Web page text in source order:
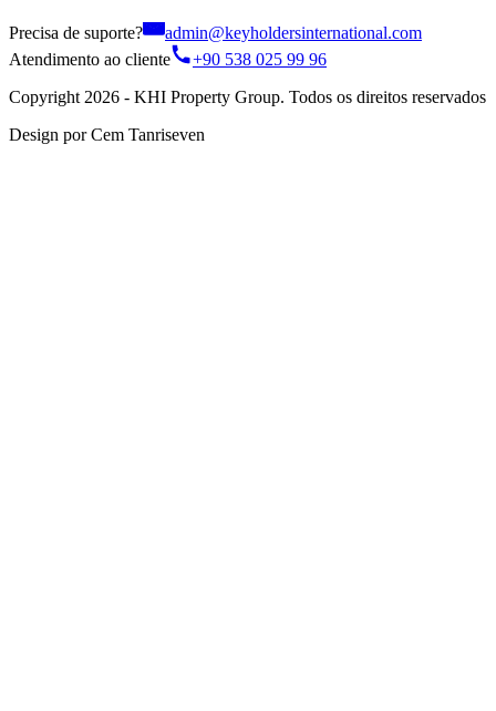
Precisa de suporte?
admin@keyholdersinternational.com
Atendimento ao cliente
+90 538 025 99 96
Copyright 2026 - KHI Property Group. Todos os direitos reservados
Design por Cem Tanriseven